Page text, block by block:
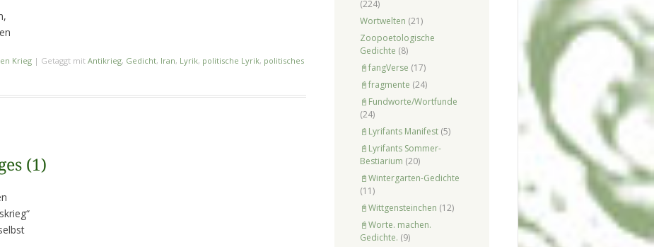
Krieg | Getaggt mit Antikrieg, Gedicht, Iran, Lyrik, politische Lyrik, politisches
(1)
(224)
Wortwelten (21)
Zoopoetologische
Gedichte (8)
📓fangVerse (17)
📓fragmente (24)
📓Fundworte/Wortfunde
(24)
📓Lyrifants Manifest(5)
📓Lyrifants Sommer-
Bestiarium (20)
📓Wintergarten-Gedichte
(11)
📓Wittgensteinchen (12)
📓Worte. machen.
Gedichte. (9)